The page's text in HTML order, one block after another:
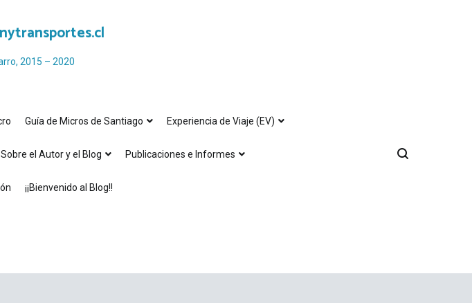
2015 – 2020
Guía de Micros de Santiago Experiencia de Viaje (EV)
Sobre el Autor y el Blog Publicaciones e Informes
¡¡Bienvenido al Blog!!